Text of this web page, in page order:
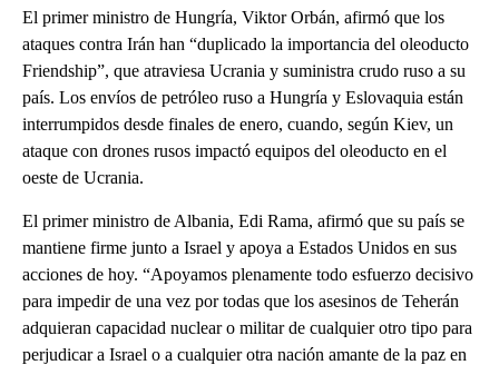
El primer ministro de Hungría, Viktor Orbán, afirmó que los
ataques contra Irán han “duplicado la importancia del oleoducto
Friendship”, que atraviesa Ucrania y suministra crudo ruso a su
país. Los envíos de petróleo ruso a Hungría y Eslovaquia están
interrumpidos desde finales de enero, cuando, según Kiev, un
ataque con drones rusos impactó equipos del oleoducto en el
oeste de Ucrania.
El primer ministro de Albania, Edi Rama, afirmó que su país se
mantiene firme junto a Israel y apoya a Estados Unidos en sus
acciones de hoy. “Apoyamos plenamente todo esfuerzo decisivo
para impedir de una vez por todas que los asesinos de Teherán
adquieran capacidad nuclear o militar de cualquier otro tipo para
perjudicar a Israel o a cualquier otra nación amante de la paz en